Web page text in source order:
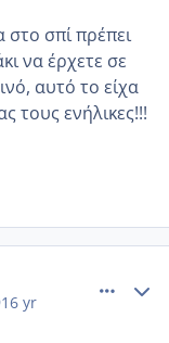
στο σπί πρέπει
να έρχετε σε
αυτό το είχα
τους ενήλικες!!!
16 yr